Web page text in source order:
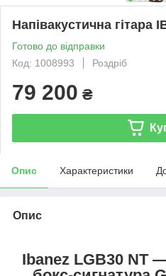
Напівакустична гітара
Готово до відправки
Код: 1008993
Роздріб
79 200 ₴
Опис Характеристики
Опис
Ibanez LGB30 NT